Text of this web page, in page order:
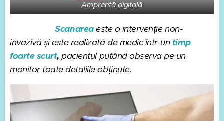
Amprentă digitală
Scanareaeste o intervenție non-
invazivă și este realizată de medic într-un timp
foartescurt, pacientul putândobserva pe un
monitor toate detaliile obținute.